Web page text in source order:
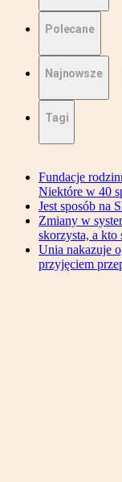
Polecane
Najnowsze
Tagi
Fundacje
Niektóre w 40
Jest sposób na
Zmiany w
skorzysta, a kto
Unia nakazuje
przyjęciem